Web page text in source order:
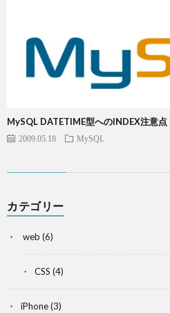
MySQL DATETIME型へのINDEX注意点
2009.05.18 MySQL
カテゴリー
web (6)
CSS (4)
iPhone(3)